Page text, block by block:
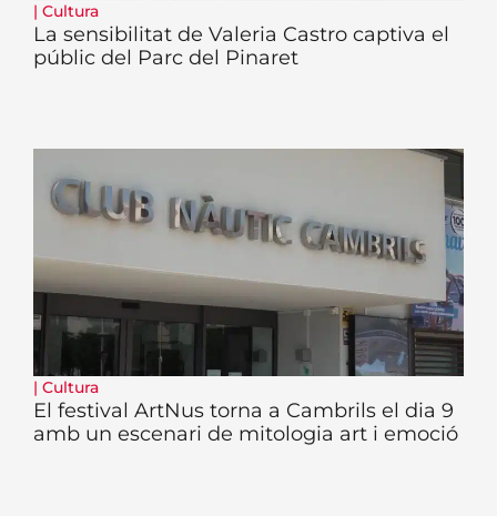
| Cultura
La sensibilitat de Valeria Castro captiva el
públic del Parc del Pinaret
| Cultura
El festival ArtNus torna a Cambrils el dia 9
amb un escenari de mitologia art i emoció